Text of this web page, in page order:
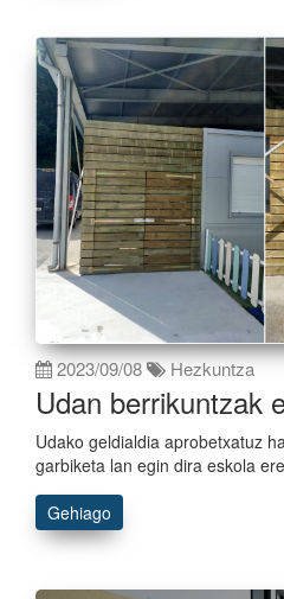
2023/09/08 Hezkuntza
Udan berrikuntzak
Udako geldialdia aprobetxatuz
garbiketa lan egin dira eskola
Gehiago